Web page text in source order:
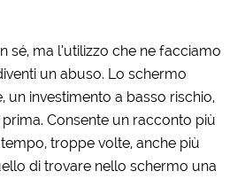
sé, ma l’utilizzo che ne facciamo
un abuso. Lo schermo
un investimento a basso rischio,
Consente un racconto più
troppe volte, anche più
di trovare nello schermo una